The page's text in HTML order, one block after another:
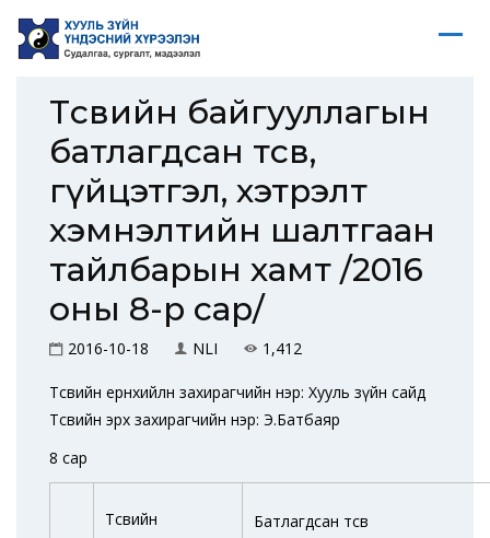
Төсвийн байгууллагын
батлагдсан төсөв,
гүйцэтгэл, хэтрэлт
хэмнэлтийн шалтгаан
тайлбарын хамт /2016
оны 8-р сар/
2016-10-18 NLI 1,412
Төсвийн ерөнхийлөн захирагчийн нэр: Хууль зүйн сайд
Төсвийн эрх захирагчийн нэр: Э.Батбаяр
8 сар
Төсвийн
Батлагдсан төсөв